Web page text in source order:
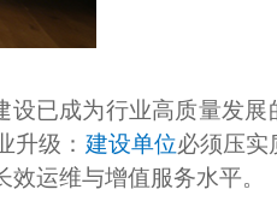
设已成为行业高质量发展
升级： 建设单位必须压实
运维与增值服务水平。